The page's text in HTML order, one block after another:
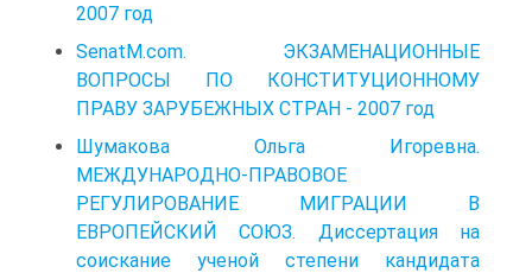
2007 год
SenatM.com. ЭКЗАМЕНАЦИОННЫЕ
ВОПРОСЫ ПО КОНСТИТУЦИОННОМУ
ПРАВУ ЗАРУБЕЖНЫХ СТРАН - 2007 год
Шумакова Ольга Игоревна.
МЕЖДУНАРОДНО-ПРАВОВОЕ
РЕГУЛИРОВАНИЕ МИГРАЦИИ В
ЕВРОПЕЙСКИЙ СОЮЗ. Диссертация на
соискание ученой степени кандидата